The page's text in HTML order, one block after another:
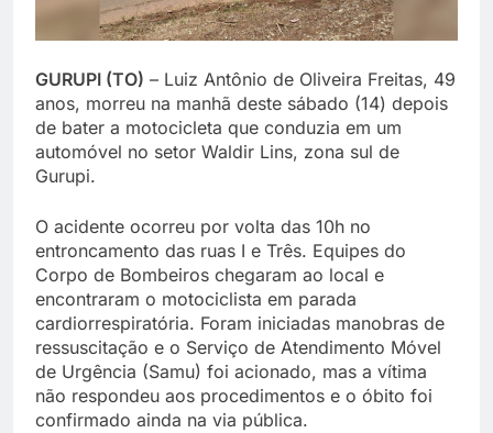
GURUPI (TO) – Luiz Antônio de Oliveira Freitas, 49
anos, morreu na manhã deste sábado (14) depois
de bater a motocicleta que conduzia em um
automóvel no setor Waldir Lins, zona sul de
Gurupi.
O acidente ocorreu por volta das 10h no
entroncamento das ruas I e Três. Equipes do
Corpo de Bombeiros chegaram ao local e
encontraram o motociclista em parada
cardiorrespiratória. Foram iniciadas manobras de
ressuscitação e o Serviço de Atendimento Móvel
de Urgência (Samu) foi acionado, mas a vítima
não respondeu aos procedimentos e o óbito foi
confirmado ainda na via pública.